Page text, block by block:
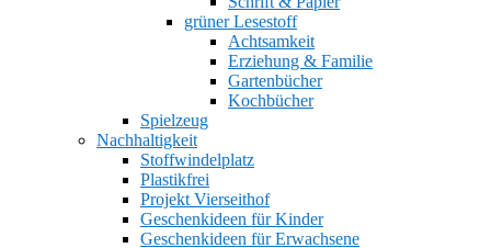
grüner Lesestoff
Achtsamkeit
Erziehung & Familie
Gartenbücher
Kochbücher
Spielzeug
Nachhaltigkeit
Stoffwindelplatz
Plastikfrei
Projekt Vierseithof
Geschenkideen für Kinder
Geschenkideen für Erwachsene